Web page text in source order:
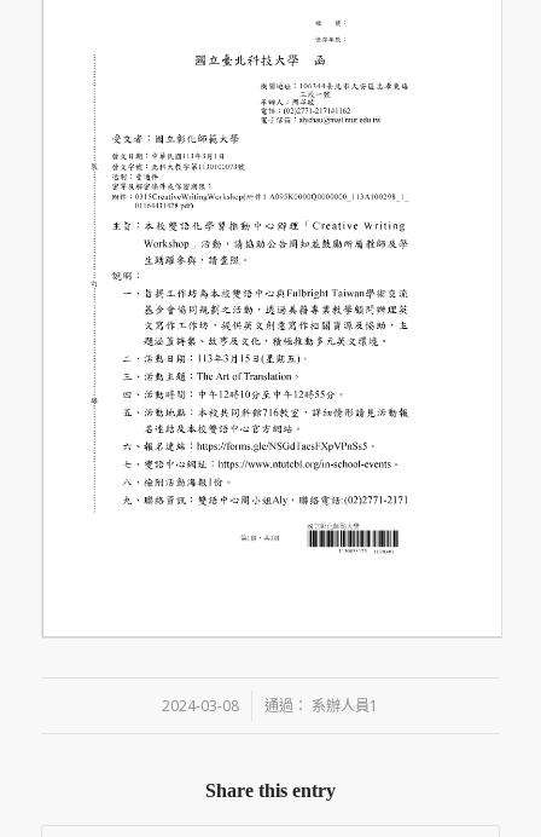
2024-03-08
/ 通過： 系辦人員1
Share this entry